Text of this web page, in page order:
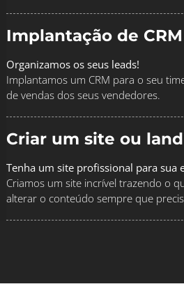
Implantação de
Organizamos os seus leads!
Implantamos um CRM para o seu
de vendas dos seus vendedores.
Criar um site ou
Tenha um site profissional para sua
Criamos um site incrível trazendo o
alterar o conteúdo sempre que